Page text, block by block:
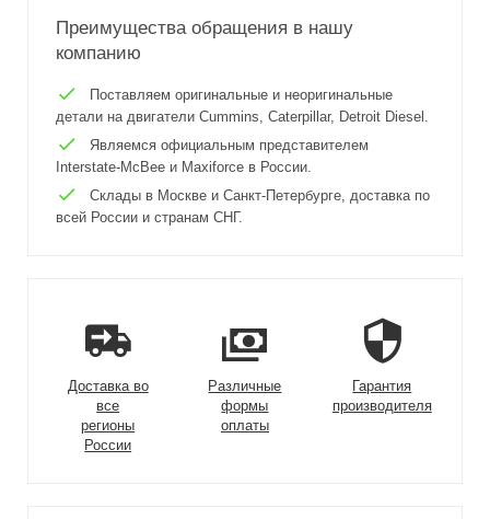
Преимущества обращения в нашу
компанию
Поставляем оригинальные и неоригинальные
детали на двигатели Cummins, Caterpillar, Detroit Diesel.
Являемся официальным представителем
Interstate-McBee и Maxiforce в России.
Склады в Москве и Санкт-Петербурге, доставка по
всей России и странам СНГ.
Доставка во
все
регионы
России
Различные
формы
оплаты
Гарантия
производителя